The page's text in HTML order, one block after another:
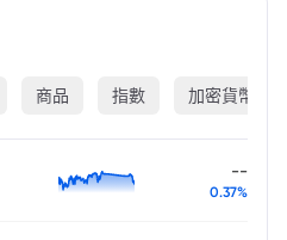
商品 指數 加密貨幣
--
0.37%